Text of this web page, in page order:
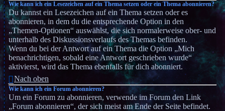
Wie kann ich ein Lesezeichen auf ein Thema setzen oder ein Thema abonnieren?
Du kannst ein Lesezeichen auf ein Thema setzen oder es
abonnieren, in dem du die entsprechende Option in den
„Themen-Optionen“ auswählst, die sich normalerweise ober- und
unterhalb des Diskussionsverlaufs des Themas befinden.
Wenn du bei der Antwort auf ein Thema die Option „Mich
benachrichtigen, sobald eine Antwort geschrieben wurde“
aktivierst, wird das Thema ebenfalls für dich abonniert.
Nach oben
Wie kann ich ein Forum abonnieren?
Um ein Forum zu abonnieren, verwende im Forum den Link
„Forum abonnieren“, der sich meist am Ende der Seite befindet.